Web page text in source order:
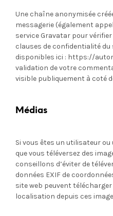
Une chaîne anonymisée
messagerie (également
service Gravatar pour
clauses de confidentialité
disponibles ici : https://
validation de votre
visible publiquement à coté
Médias
Si vous êtes un utilisateur
que vous téléversez des
conseillons d’éviter de
données EXIF de
site web peuvent
localisation depuis ces